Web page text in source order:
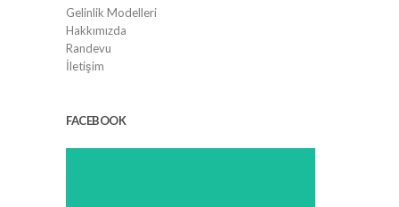
Gelinlik Modelleri
Hakkımızda
Randevu
İletişim
FACEBOOK